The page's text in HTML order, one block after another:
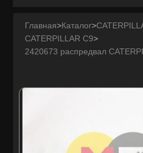
Главная>Каталог>
CATERPILLAR C9>
2420673 распредвал